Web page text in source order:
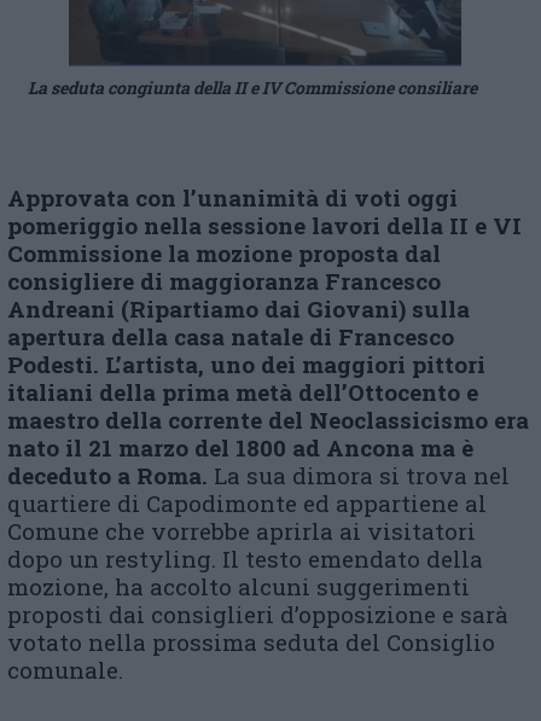
La seduta congiunta della II e IV Commissione consiliare
Approvata con l’unanimità di voti oggi
pomeriggio nella sessione lavori della II e VI
Commissione la mozione proposta dal
consigliere di maggioranza Francesco
Andreani (Ripartiamo dai Giovani) sulla
apertura della casa natale di Francesco
Podesti. L’artista, uno dei maggiori pittori
italiani della prima metà dell’Ottocento e
maestro della corrente del Neoclassicismo era
nato il 21 marzo del 1800 ad Ancona ma è
deceduto a Roma. La sua dimora si trova nel
quartiere di Capodimonte ed appartiene al
Comune che vorrebbe aprirla ai visitatori
dopo un restyling. Il testo emendato della
mozione, ha accolto alcuni suggerimenti
proposti dai consiglieri d’opposizione e sarà
votato nella prossima seduta del Consiglio
comunale.